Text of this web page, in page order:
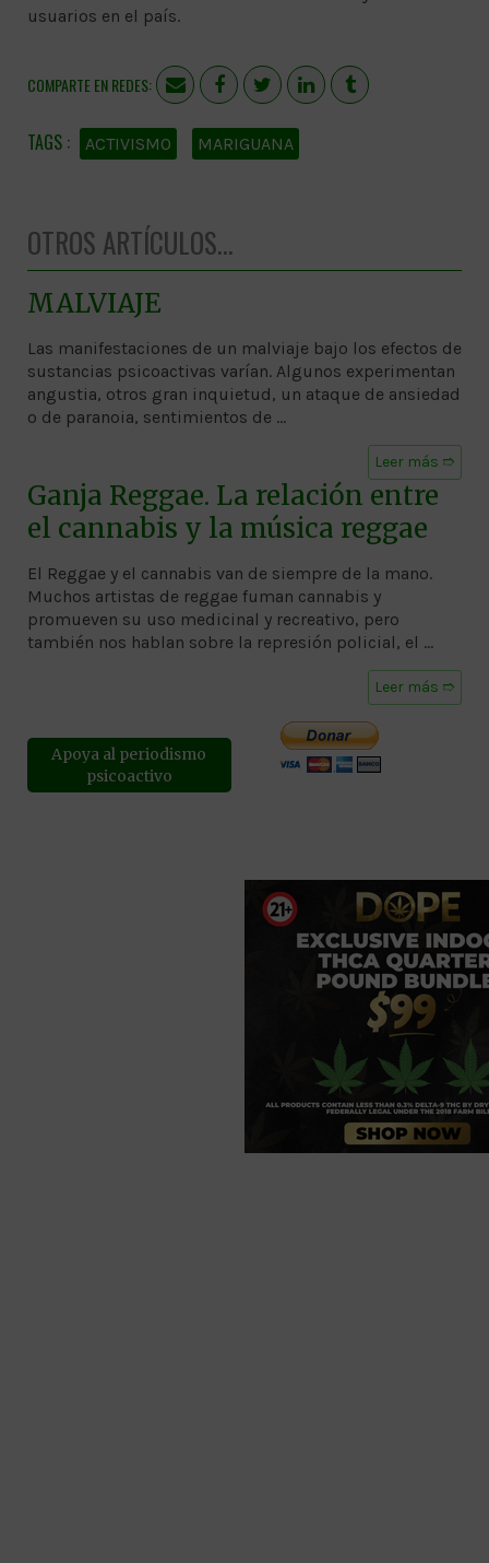
usuarios en el país.
COMPARTE EN REDES:
ACTIVISMO MARIGUANA
OTROS ARTÍCULOS...
MALVIAJE
Las manifestaciones de un malviaje bajo los efectos de
sustancias psicoactivas varían. Algunos experimentan
angustia, otros gran inquietud, un ataque de ansiedad
o de paranoia, sentimientos de …
Leer más ➱
Ganja Reggae. La relación entre
el cannabis y la música reggae
El Reggae y el cannabis van de siempre de la mano.
Muchos artistas de reggae fuman cannabis y
promueven su uso medicinal y recreativo, pero
también nos hablan sobre la represión policial, el …
Leer más ➱
Apoya al periodismo
psicoactivo